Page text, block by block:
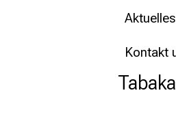
Aktuelles
Kontakt